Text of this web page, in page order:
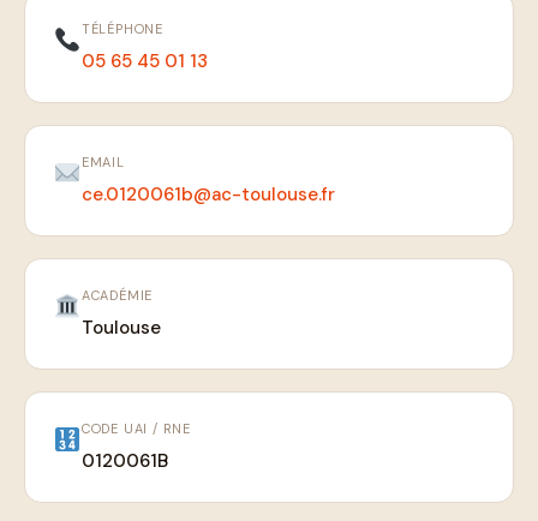
TÉLÉPHONE
05 65 45 01 13
EMAIL
ce.0120061b@ac-toulouse.fr
ACADÉMIE
Toulouse
CODE UAI / RNE
0120061B